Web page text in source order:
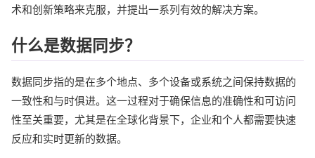
术和创新策略来克服，并提出一系列有效的解决方案。
什么是数据同步？
数据同步指的是在多个地点、多个设备或系统之间保持数据的
一致性和与时俱进。这一过程对于确保信息的准确性和可访问
性至关重要，尤其是在全球化背景下，企业和个人都需要快速
反应和实时更新的数据。